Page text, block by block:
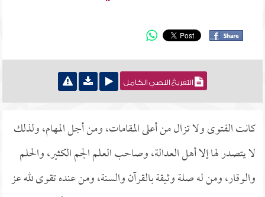
التفريغ النصي الكامل
كانت الفتوى ولا تزال من أعلى المقامات، ومن أجل المهام، ولذلك
لا يتصدر لها إلا أهل العدالة، وصاحب العلم الجم الكثير، والحلم
والوقار، ومن له صلة وثيقة بالقرآن والسنة، ومن عنده تقوى لله عز